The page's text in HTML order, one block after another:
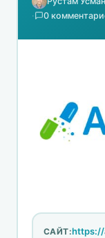
·
0
САЙТ:https://